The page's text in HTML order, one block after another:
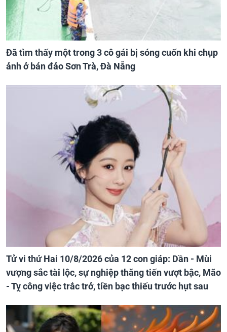
Đã tìm thấy một trong 3 cô gái bị sóng cuốn khi chụp
ảnh ở bán đảo Sơn Trà, Đà Nẵng
Tử vi thứ Hai 10/8/2026 của 12 con giáp: Dần - Mùi
vượng sắc tài lộc, sự nghiệp thăng tiến vượt bậc, Mão
- Tỵ công việc trắc trở, tiền bạc thiếu trước hụt sau